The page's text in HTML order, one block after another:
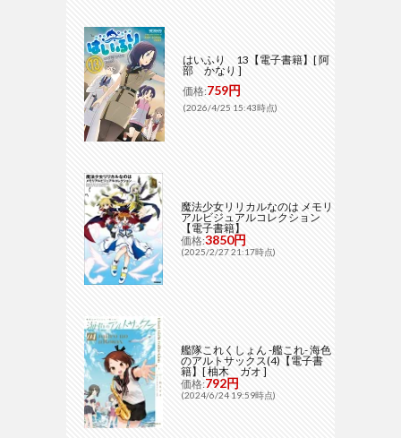
はいふり 13【電子書籍】[ 阿
部 かなり ]
価格:759円
(2026/4/25 15:43時点)
魔法少女リリカルなのは メモリ
アルビジュアルコレクション
【電子書籍】
価格:3850円
(2025/2/27 21:17時点)
艦隊これくしょん -艦これ- 海色
のアルトサックス(4)【電子書
籍】[ 柚木 ガオ ]
価格:792円
(2024/6/24 19:59時点)